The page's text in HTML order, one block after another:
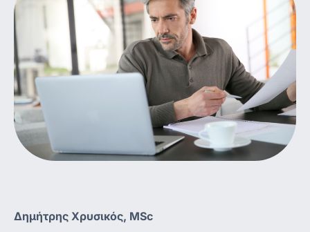
Δημήτρης Χρυσικός, MSc